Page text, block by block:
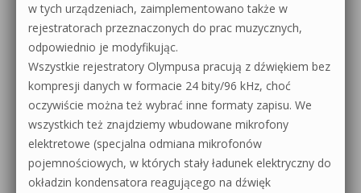
w tych urządzeniach, zaimplementowano także w
rejestratorach przeznaczonych do prac muzycznych,
odpowiednio je modyfikując.
Wszystkie rejestratory Olympusa pracują z dźwiękiem bez
kompresji danych w formacie 24 bity/96 kHz, choć
oczywiście można też wybrać inne formaty zapisu. We
wszystkich też znajdziemy wbudowane mikrofony
elektretowe (specjalna odmiana mikrofonów
pojemnościowych, w których stały ładunek elektryczny do
okładzin kondensatora reagującego na dźwięk